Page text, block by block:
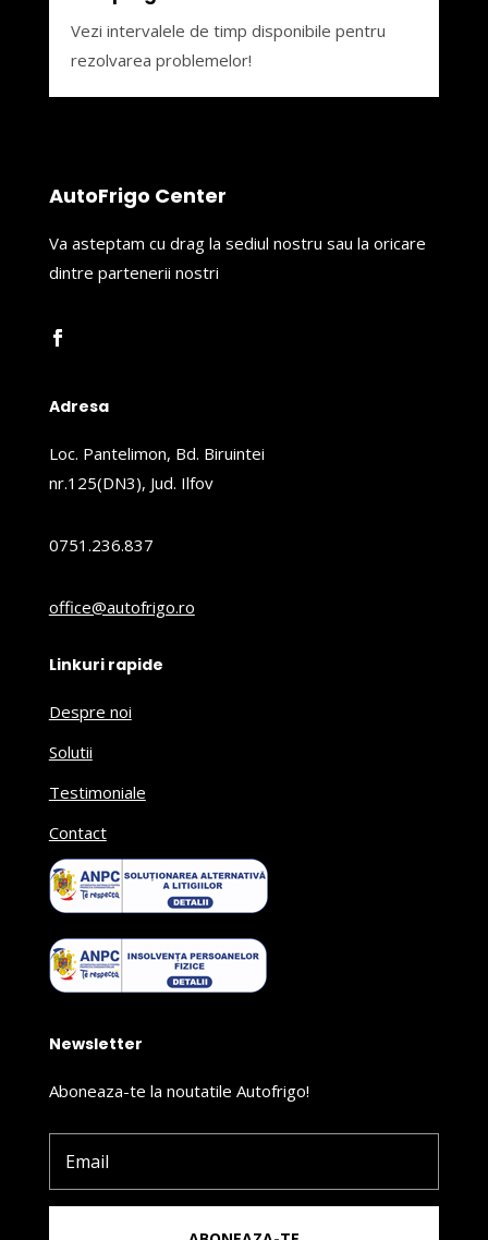
Vezi intervalele de timp disponibile pentru
rezolvarea problemelor!
AutoFrigo Center
Va asteptam cu drag la sediul nostru sau la oricare
dintre partenerii nostri
Adresa
Loc. Pantelimon, Bd. Biruintei
nr.125(DN3), Jud. Ilfov
0751.236.837
office@autofrigo.ro
Linkuri rapide
Despre noi
Solutii
Testimoniale
Contact
Newsletter
Aboneaza-te la noutatile Autofrigo!